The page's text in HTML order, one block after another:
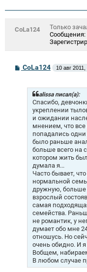
CoLa124
Только
Сообщения:
С
о
CoLa124 10 авг
alissa писал(а):
Спасибо,
укреплении
и ожидании
мнением, что
попадались одни
было раньше
больше всего на
котором жить
думала я...
Часто бывает,
нормальной
дружную, больше
взрослый
самая
семейства.
не романтик, у
думает обо мне
отношусь. Но
очень обидно. И
Вобщем,
В любом случае